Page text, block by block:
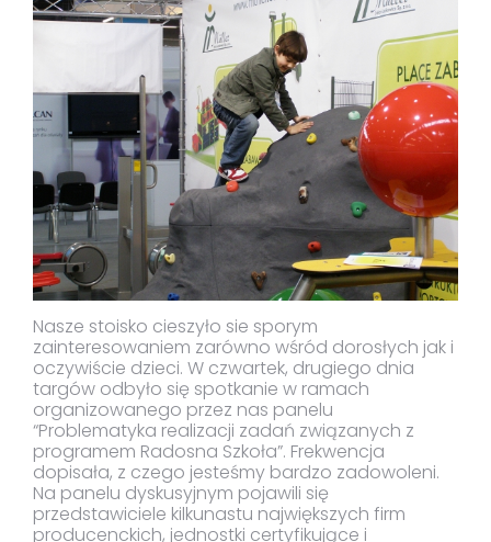
Nasze stoisko cieszyło sie sporym
zainteresowaniem zarówno wśród dorosłych jak i
oczywiście dzieci. W czwartek, drugiego dnia
targów odbyło się spotkanie w ramach
organizowanego przez nas panelu
“Problematyka realizacji zadań związanych z
programem Radosna Szkoła”. Frekwencja
dopisała, z czego jesteśmy bardzo zadowoleni.
Na panelu dyskusyjnym pojawili się
przedstawiciele kilkunastu największych firm
producenckich, jednostki certyfikujące i